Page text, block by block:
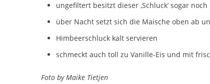
ungefiltert besitzt dieser ‚Schluck‘ sogar
über Nacht setzt sich die Maische oben ab
Himbeerschluck kalt servieren
schmeckt auch toll zu Vanille-Eis und mit
Foto by Maike Tietjen